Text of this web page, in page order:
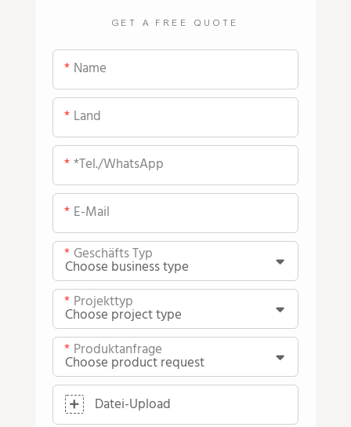
GET A FREE QUOTE
Name
Land
*Tel./WhatsApp
E-Mail
Geschäfts Typ
Projekttyp
Produktanfrage
Datei-Upload